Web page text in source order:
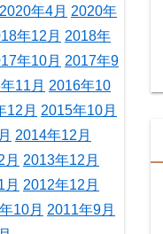
2020年4月 2020年
年12月 2018年
年10月 2017年9
11月 2016年10
12月 2015年10月
2014年12月
月 2013年12月
月 2012年12月
10月 2011年9月